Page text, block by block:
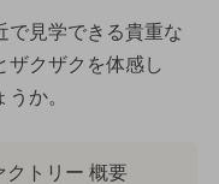
で見学できる貴重な
ザクザクを体感し
か。
クトリー 概要